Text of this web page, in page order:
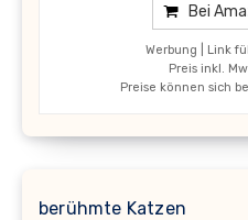
Bei
Werbung | Link
Preis inkl.
Preise können sich
berühmte Katzen